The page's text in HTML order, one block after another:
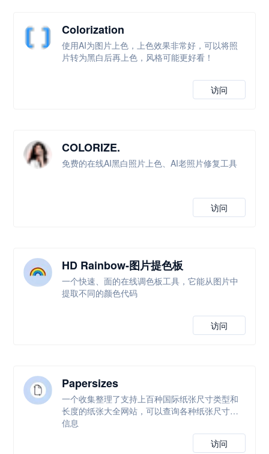
Colorization
使用AI为图片上色，上色效果非常好，可以将照
片转为黑白后再上色，风格可能更好看！
访问
COLORIZE.
免费的在线AI黑白照片上色、AI老照片修复工具
访问
HD Rainbow-图片提色板
一个快速、面的在线调色板工具，它能从图片中
提取不同的颜色代码
访问
Papersizes
一个收集整理了支持上百种国际纸张尺寸类型和
长度的纸张大全网站，可以查询各种纸张尺寸等
信息
访问